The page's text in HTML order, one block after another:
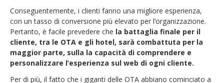
Conseguentemente, i clienti fanno una migliore esperienza,
con un tasso di conversione più elevato per l’organizzazione.
Pertanto, è facile prevedere che la battaglia finale per il
cliente, tra le OTA e gli hotel, sarà combattuta per la
maggior parte, sulla la capacità di comprendere e
personalizzare l’esperienza sul web di ogni cliente.
Per di più, il fatto che i giganti delle OTA abbiano cominciato a